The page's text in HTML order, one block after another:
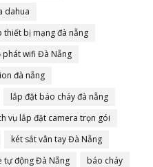
dahua
thiết bị mạng đà nẵng
phát wifi Đà Nẵng
đà nẵng
lắp đặt báo cháy đà nẵng
vụ lắp đặt camera trọn gói
két sắt vân tay Đà Nẵng
tự động Đà Nẵng
báo cháy